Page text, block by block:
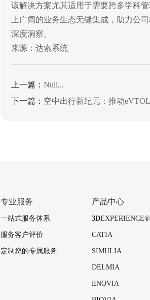
该解决方案尤其适用于需要跨多学科
上广阔的业务生态无缝集成，助力公
深度洞察。
来源：达索系统
上一篇：Null...
下一篇： 空中出行新纪元：推动
专业服务
一站式服务体系
服务客户评价
定制您的专属服务
产品中心
3DEXPERIENCE®
CATIA
SIMULIA
DELMIA
ENOVIA